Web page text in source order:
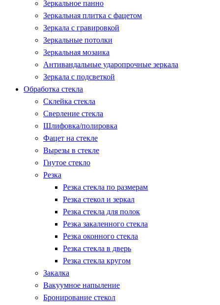
Зеркальное панно
Зеркальная плитка с фацетом
Зеркала с гравировкой
Зеркальные потолки
Зеркальная мозаика
Антивандальные ударопрочные зеркала
Зеркала с подсветкой
Обработка стекла
Склейка стекла
Сверление стекла
Шлифовка/полировка
Фацет на стекле
Вырезы в стекле
Гнутое стекло
Резка
Резка стекла по размерам
Резка стекол и зеркал
Резка стекла для полок
Резка закаленного стекла
Резка оконного стекла
Резка стекла в дверь
Резка стекла кругом
Закалка
Вакуумное напыление
Бронирование стекол